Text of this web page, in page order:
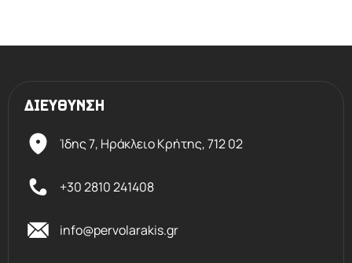
ΔΙΕΥΘΥΝΣΗ
Ίδης 7, Ηράκλειο Kρήτης,712 02
+30 2810 241408
info@pervolarakis.gr